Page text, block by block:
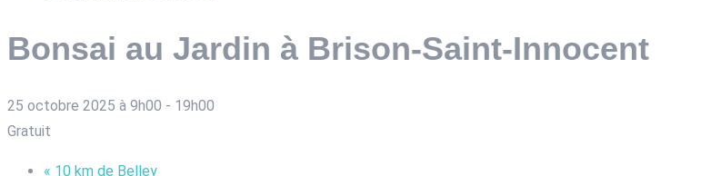
Bonsai au Jardin à Brison-Saint-Innocent
25 octobre 2025 à 9h00 - 19h00
Gratuit
« 10 km de Belley